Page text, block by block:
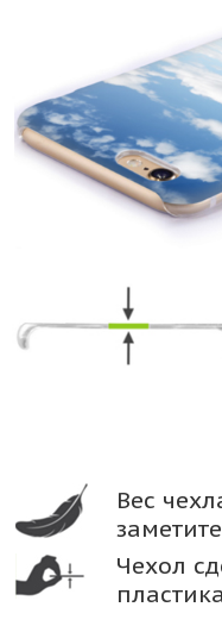
Вес
Чехол